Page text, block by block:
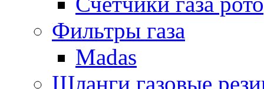
Фильтры газа
Madas
Шланги газовые